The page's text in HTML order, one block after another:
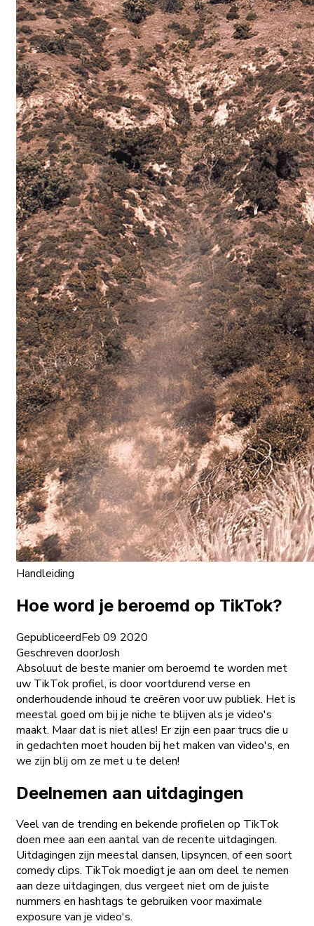
Handleiding
Hoe word je beroemd op TikTok?
GepubliceerdFeb 09 2020
Geschreven doorJosh
Absoluut de beste manier om beroemd te worden met
uw TikTok profiel, is door voortdurend verse en
onderhoudende inhoud te creëren voor uw publiek. Het is
meestal goed om bij je niche te blijven als je video's
maakt. Maar dat is niet alles! Er zijn een paar trucs die u
in gedachten moet houden bij het maken van video's, en
we zijn blij om ze met u te delen!
Deelnemen aan uitdagingen
Veel van de trending en bekende profielen op TikTok
doen mee aan een aantal van de recente uitdagingen.
Uitdagingen zijn meestal dansen, lipsyncen, of een soort
comedy clips. TikTok moedigt je aan om deel te nemen
aan deze uitdagingen, dus vergeet niet om de juiste
nummers en hashtags te gebruiken voor maximale
exposure van je video's.